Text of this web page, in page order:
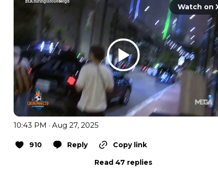
Watch on
10:43 PM · Aug 27, 2025
910 Reply
Copy link
Read 47 replies